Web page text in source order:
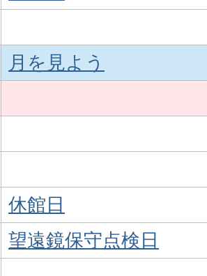
月を見よう
休館日
望遠鏡保守点検日